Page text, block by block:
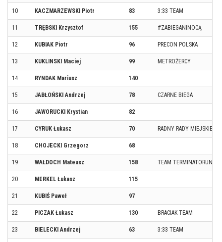
10 KACZMARZEWSKI Piotr 83 3:33 TEAM
11 TRĘBSKI Krzysztof 155 #ZABIEGANINOCĄ
12 KUBIAK Piotr 96 PRECON POLSKA
13 KUKLINSKI Maciej 99 METROŻERCY
14 RYNDAK Mariusz 140
15 JABŁOŃSKI Andrzej 78 CZARNE BIEGA
16 JAWORUCKI Krystian 82
17 CYRUK Łukasz 70 RADNY RADY MIEJSKIEJ
18 CHOJECKI Grzegorz 68
19 WAŁDOCH Mateusz 158 TEAM TERMINATORUN
20 MERKEL Łukasz 115
21 KUBIŚ Paweł 97
22 PICZAK Łukasz 130 BRACIAK TEAM
23 BIELECKI Andrzej 63 3:33 TEAM